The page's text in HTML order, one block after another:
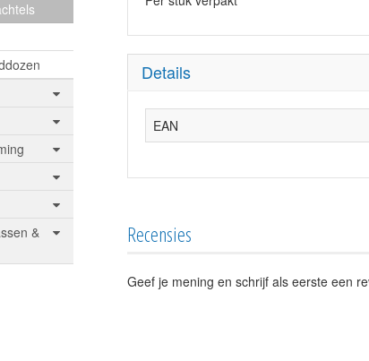
&
Details
EAN
Recensies
Geef je mening en schrijf als eerste een